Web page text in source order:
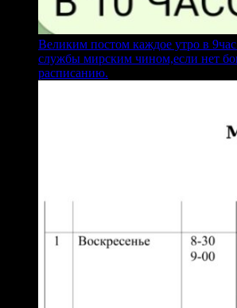
Великим постом каждое утро в
службы мирским чином,если нет
расписанию.